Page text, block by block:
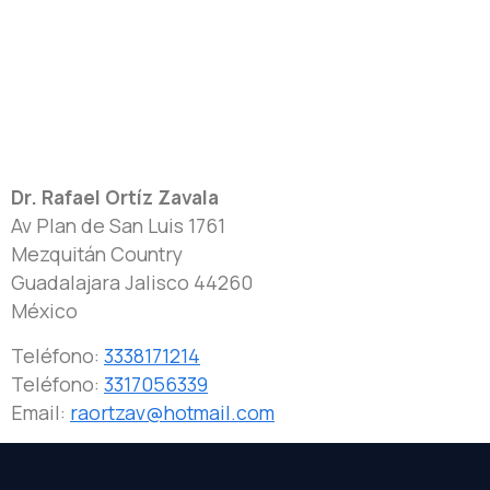
Dr. Rafael Ortíz Zavala
Av Plan de San Luis 1761
Mezquitán Country
Guadalajara Jalisco 44260
México
Teléfono: 3338171214
Teléfono: 3317056339
Email: raortzav@hotmail.com